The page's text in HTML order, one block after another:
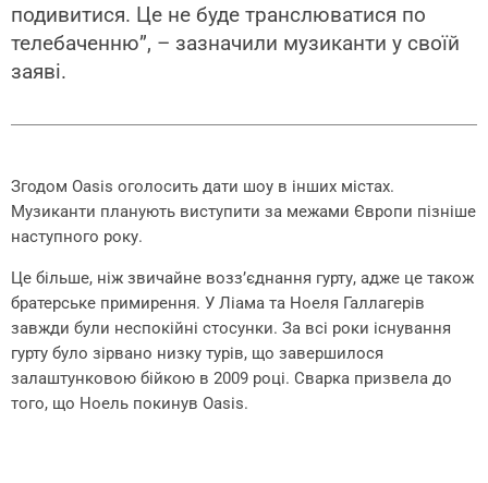
подивитися. Це не буде транслюватися по
телебаченню”, – зазначили музиканти у своїй
заяві.
Згодом Oasis оголосить дати шоу в інших містах.
Музиканти планують виступити за межами Європи пізніше
наступного року.
Це більше, ніж звичайне возз’єднання гурту, адже це також
братерське примирення. У Ліама та Ноеля Галлагерів
завжди були неспокійні стосунки. За всі роки існування
гурту було зірвано низку турів, що завершилося
залаштунковою бійкою в 2009 році. Сварка призвела до
того, що Ноель покинув Oasis.